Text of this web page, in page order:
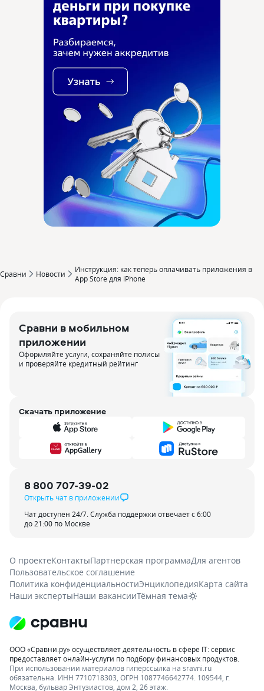
Сравни Новости
Инструкция: как теперь оплачивать приложения в
App Store для iPhone
Сравни в мобильном
приложении
Оформляйте услуги, сохраняйте полисы
и проверяйте кредитный рейтинг
Скачать приложение
8 800 707-39-02
Открыть чат в приложении
Чат доступен 24/7. Служба поддержки отвечает с 6:00
до 21:00 по Москве
О проектеКонтактыПартнерская программаДля агентов
Пользовательское соглашение
Политика конфиденциальностиЭнциклопедияКарта сайта
Наши экспертыНаши вакансииТёмная тема
ООО «Сравни.ру» осуществляет деятельность в сфере IT: сервис
предоставляет онлайн-услуги по подбору финансовых продуктов.
При использовании материалов гиперссылка на sravni.ru
обязательна. ИНН 7710718303, ОГРН 1087746642774. 109544, г.
Москва, бульвар Энтузиастов, дом 2, 26 этаж.